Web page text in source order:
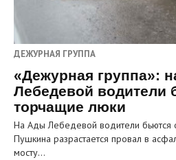
ДЕЖУРНАЯ ГРУППА
«Дежурная группа»:
Лебедевой водители
торчащие люки
На Ады Лебедевой водители бьются
Пушкина разрастается провал в
мосту…